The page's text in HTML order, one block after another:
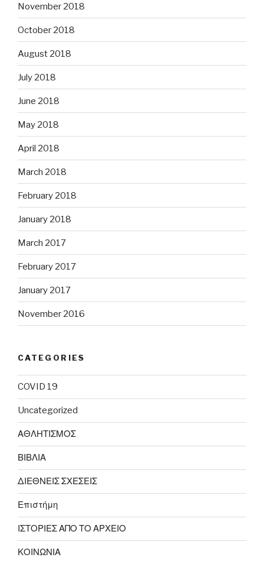
November 2018
October 2018
August 2018
July 2018
June 2018
May 2018
April 2018
March 2018
February 2018
January 2018
March 2017
February 2017
January 2017
November 2016
CATEGORIES
COVID 19
Uncategorized
ΑΘΛΗΤΙΣΜΟΣ
ΒΙΒΛΙΑ
ΔΙΕΘΝΕΙΣ ΣΧΕΣΕΙΣ
Επιστήμη
ΙΣΤΟΡΙΕΣ ΑΠΟ ΤΟ ΑΡΧΕΙΟ
ΚΟΙΝΩΝΙΑ